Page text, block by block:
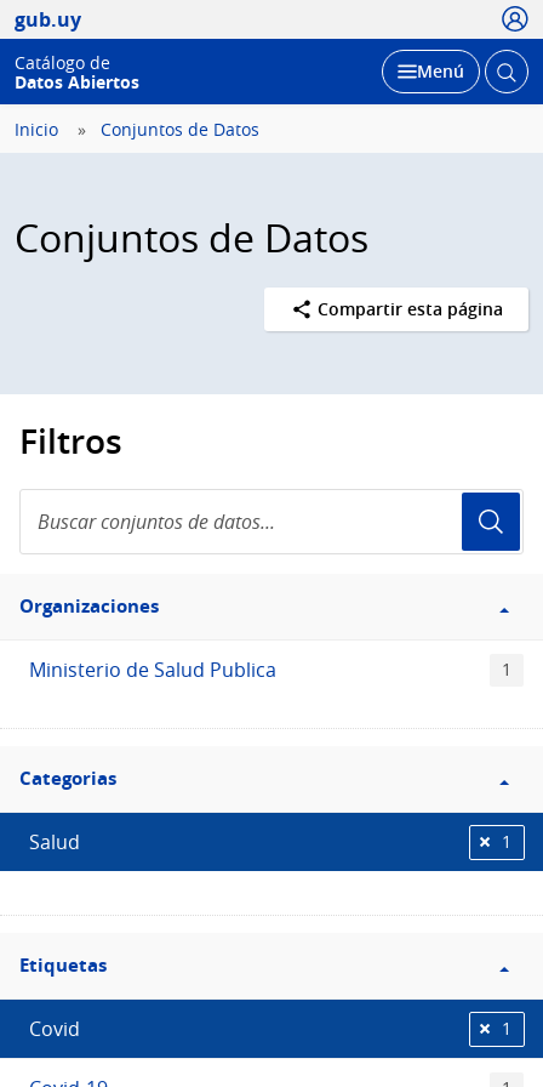
gub.uy
Catálogo de
Datos Abiertos
Desplegar
Menú Abrir
Inicio Conjuntos de Datos
Conjuntos de Datos
Compartir esta página
Filtros
conjuntos
de
Filtro
Organizaciones
Organizaciones
Ministerio de Salud Publica 1
Filtro
Categorias
Categorias
Salud 1
Filtro
Etiquetas
Etiquetas
Covid 1